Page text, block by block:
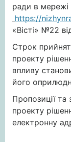
ради в мережі
https://
«Вісті» №22
Строк
проекту
впливу
його
Пропозиції та
проекту
електронну